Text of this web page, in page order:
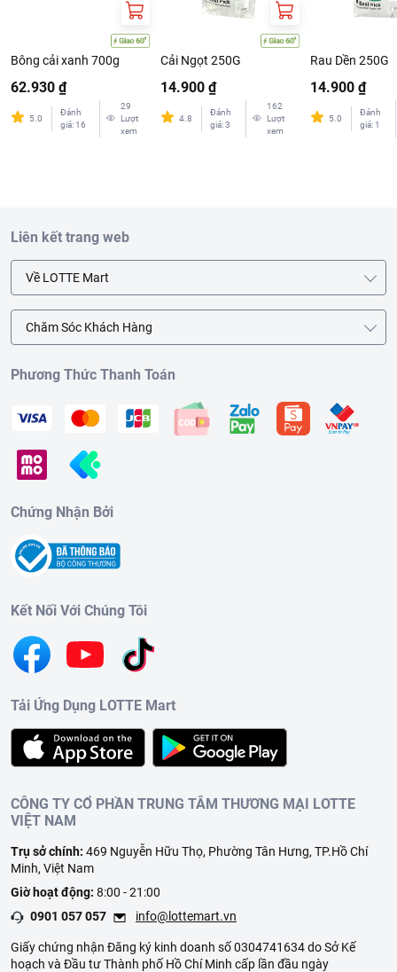
Bông cải xanh 700g
62.930 ₫
5.0
Đánh
giá: 16
29
Lượt
xem
Cải Ngọt 250G
14.900 ₫
4.8
Đánh
giá:3
162
Lượt
xem
Rau Dền 250G
14.900 ₫
5.0
Đánh
giá: 1
Liên kết trang web
Về LOTTE Mart
Chăm Sóc Khách Hàng
Phương Thức Thanh Toán
Chứng Nhận Bởi
Kết Nối Với Chúng Tôi
Tải Ứng Dụng LOTTE Mart
CÔNG TY CỔ PHẦN TRUNG TÂM THƯƠNG MẠI LOTTE
VIỆT NAM
Trụ sở chính: 469 Nguyễn Hữu Thọ, Phường Tân Hưng, TP.Hồ Chí
Minh, Việt Nam
Giờ hoạt động: 8:00 - 21:00
0901 057 057
info@lottemart.vn
Giấy chứng nhận Đăng ký kinh doanh số 0304741634 do Sở Kế
hoạch và Đầu tư Thành phố Hồ Chí Minh cấp lần đầu ngày